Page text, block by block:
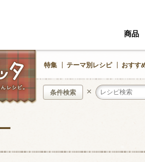
商品
特集 テーマ別レシピ おすす
条件検索 ×